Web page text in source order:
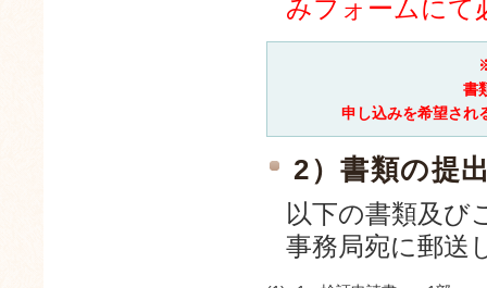
みフォームにて
書
申し込みを希望さ
2）書類の提
以下の書類及び
事務局宛に郵送